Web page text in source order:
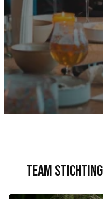
Team Stichting